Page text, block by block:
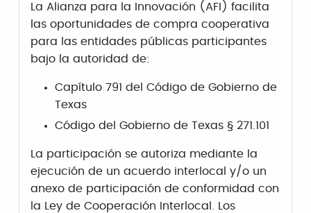
La Alianza para la Innovación (AFI) facilita
las oportunidades de compra cooperativa
para las entidades públicas participantes
bajo la autoridad de:
Capítulo 791 del Código de Gobierno de
Texas
Código del Gobierno de Texas § 271.101
La participación se autoriza mediante la
ejecución de un acuerdo interlocal y/o un
anexo de participación de conformidad con
la Ley de Cooperación Interlocal. Los